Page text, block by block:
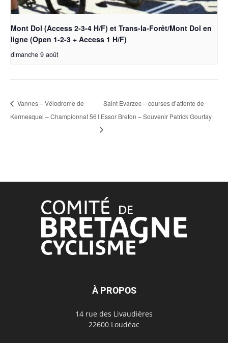
Mont Dol (Access 2-3-4 H/F) et Trans-la-Forêt/Mont Dol en
ligne (Open 1-2-3 + Access 1 H/F)
dimanche 9 août
Vannes – Vélodrome de
Kermesquel – Championnat 56
Saint Evarzec – courses d’attente de
l’Essor Breton – Souvenir Patrick Gourtay
À PROPOS
14 rue des Livaudières
22600 Loudéac